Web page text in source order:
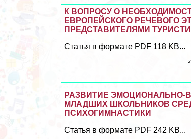
К ВОПРОСУ О
ЕВРОПЕЙСКОГО РЕЧЕВОГО
ПРЕДСТАВИТЕЛЯМИ
Статья в формате PDF 118 KB...
РАЗВИТИЕ ЭМОЦИОНАЛЬНО-
МЛАДШИХ ШКОЛЬНИКОВ
ПСИХОГИМНАСТИКИ
Статья в формате PDF 242 KB...